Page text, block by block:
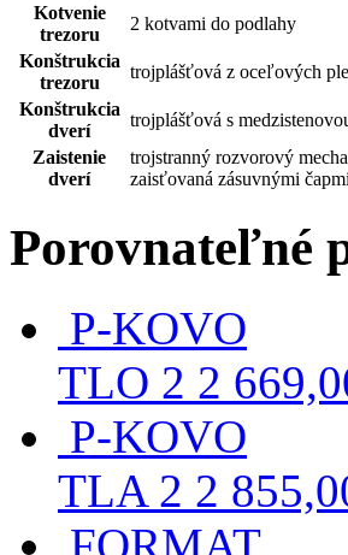
Kotvenie
trezoru
2 kotvami do podlahy
Konštrukcia
trezoru
trojplášťová z oceľových
Konštrukcia
dverí
trojplášťová s
Zaistenie
dverí
trojstranný rozvorový
zaisťovaná zásuvnými čapmi
Porovnateľné
P-KOVO
TLO 2 2
P-KOVO
TLA 2 2
FORMAT